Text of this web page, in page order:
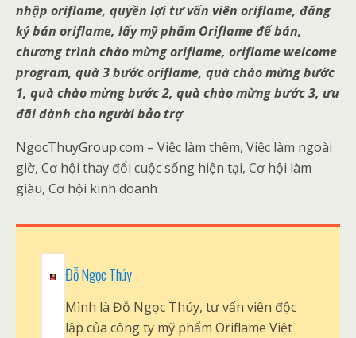
nhập oriflame, quyền lợi tư vấn viên oriflame, đăng
ký bán oriflame, lấy mỹ phẩm Oriflame để bán,
chương trình chào mừng oriflame, oriflame welcome
program, quà 3 bước oriflame, quà chào mừng bước
1, quà chào mừng bước 2, quà chào mừng bước 3, ưu
đãi dành cho người bảo trợ
NgocThuyGroup.com – Việc làm thêm, Việc làm ngoài
giờ, Cơ hội thay đổi cuộc sống hiện tại, Cơ hội làm
giàu, Cơ hội kinh doanh
Đỗ Ngọc Thúy
Mình là Đỗ Ngọc Thúy, tư vấn viên độc
lập của công ty mỹ phẩm Oriflame Việt